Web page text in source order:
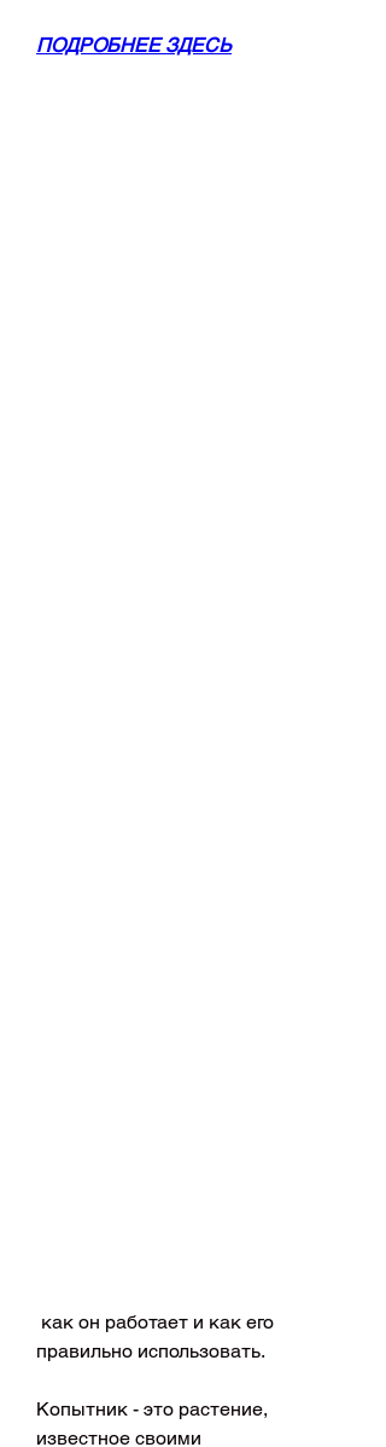
ПОДРОБНЕЕ ЗДЕСЬ
правильно использовать.
Копытник - это растение,
известное своими